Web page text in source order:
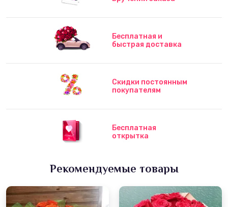
Бесплатная и
быстрая доставка
Скидки постоянным
покупателям
Бесплатная
открытка
Рекомендуемые товары